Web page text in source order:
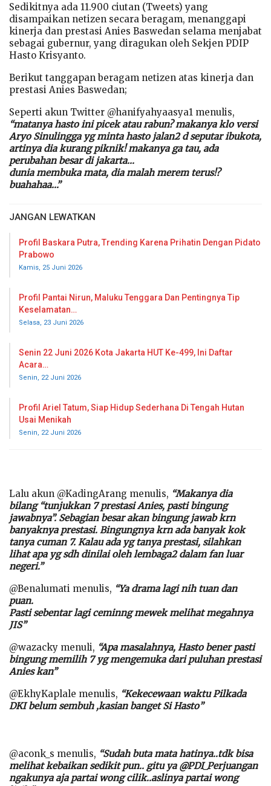
Sedikitnya ada 11.900 ciutan (Tweets) yang
disampaikan netizen secara beragam, menanggapi
kinerja dan prestasi Anies Baswedan selama menjabat
sebagai gubernur, yang diragukan oleh Sekjen PDIP
Hasto Krisyanto.
Berikut tanggapan beragam netizen atas kinerja dan
prestasi Anies Baswedan;
Seperti akun Twitter @hanifyahyaasya1 menulis,
“matanya hasto ini picek atau rabun? makanya klo versi
Aryo Sinulingga yg minta hasto jalan2 d seputar ibukota,
artinya dia kurang piknik! makanya ga tau, ada
perubahan besar di jakarta…
dunia membuka mata, dia malah merem terus!?
buahahaa…”
JANGAN LEWATKAN
Profil Baskara Putra, Trending Karena Prihatin Dengan Pidato
Prabowo
Kamis, 25 Juni 2026
Profil Pantai Nirun, Maluku Tenggara Dan Pentingnya Tip
Keselamatan…
Selasa, 23 Juni 2026
Senin 22 Juni 2026 Kota Jakarta HUT Ke-499, Ini Daftar
Acara…
Senin, 22 Juni 2026
Profil Ariel Tatum, Siap Hidup Sederhana Di Tengah Hutan
Usai Menikah
Senin, 22 Juni 2026
Lalu akun @KadingArang menulis, “Makanya dia
bilang “tunjukkan 7 prestasi Anies, pasti bingung
jawabnya”. Sebagian besar akan bingung jawab krn
banyaknya prestasi. Bingungnya krn ada banyak kok
tanya cuman 7. Kalau ada yg tanya prestasi, silahkan
lihat apa yg sdh dinilai oleh lembaga2 dalam fan luar
negeri.”
@Benalumati menulis, “Ya drama lagi nih tuan dan
puan.
Pasti sebentar lagi ceminng mewek melihat megahnya
JIS”
@wazacky menuli, “Apa masalahnya, Hasto bener pasti
bingung memilih 7 yg mengemuka dari puluhan prestasi
Anies kan”
@EkhyKaplale menulis, “Kekecewaan waktu Pilkada
DKI belum sembuh ,kasian banget Si Hasto”
@aconk_s menulis, “Sudah buta mata hatinya..tdk bisa
melihat kebaikan sedikit pun.. gitu ya @PDI_Perjuangan
ngakunya aja partai wong cilik..aslinya partai wong